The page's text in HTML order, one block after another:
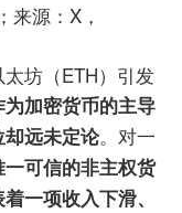
来源：X，
坊（ETH）引发
为加密货币的主导
远未定论。对一
可信的非主权货
一项收入下滑、